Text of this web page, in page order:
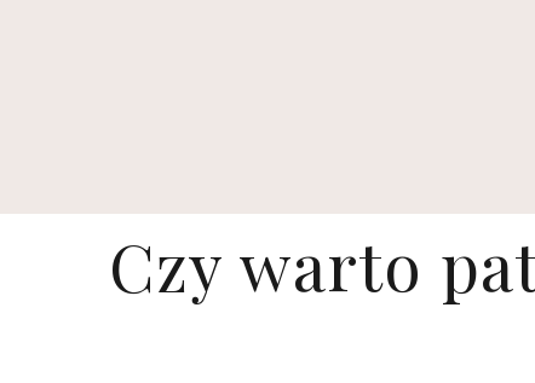
Czy warto